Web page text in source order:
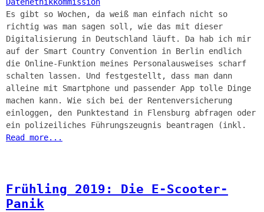
Es gibt so Wochen, da weiß man einfach nicht so
richtig was man sagen soll, wie das mit dieser
Digitalisierung in Deutschland läuft. Da hab ich mir
auf der Smart Country Convention in Berlin endlich
die Online-Funktion meines Personalausweises scharf
schalten lassen. Und festgestellt, dass man dann
alleine mit Smartphone und passender App tolle Dinge
machen kann. Wie sich bei der Rentenversicherung
einloggen, den Punktestand in Flensburg abfragen oder
ein polizeiliches Führungszeugnis beantragen (inkl.
Read more...
Frühling 2019: Die E-Scooter-
Panik